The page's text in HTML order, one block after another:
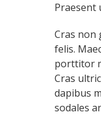
Praesent
Cras non
felis.
porttitor
Cras
dapibus
sodales